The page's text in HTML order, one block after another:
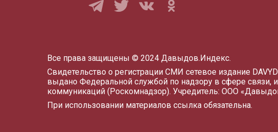
Все права защищены © 2024 Давыдов.Индекс.
Свидетельство о регистрации СМИ сетевое издание
выдано Федеральной службой по надзору в сфере связи,
коммуникаций (Роскомнадзор). Учредитель: ООО
При использовании материалов ссылка обязательна.